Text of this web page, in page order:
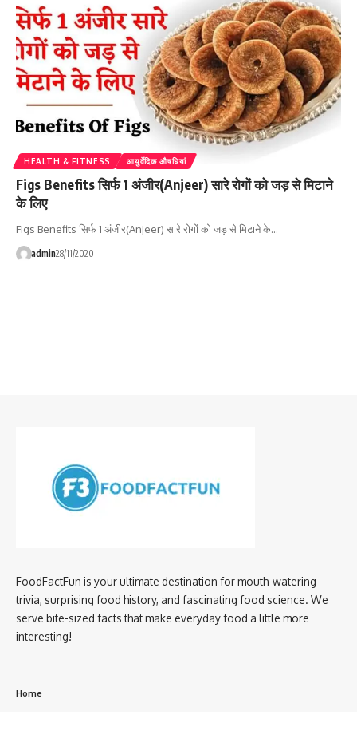
HEALTH & FITNESS आयुर्वेदिक औषधियां
Figs Benefits सिर्फ 1 अंजीर(Anjeer) सारे रोगों को जड़ से मिटाने
के लिए
Figs Benefits सिर्फ 1 अंजीर(Anjeer) सारे रोगों को जड़ से मिटाने के…
admin28/11/2020
FoodFactFun is your ultimate destination for mouth-watering
trivia, surprising food history, and fascinating food science. We
serve bite-sized facts that make everyday food a little more
interesting!
Home